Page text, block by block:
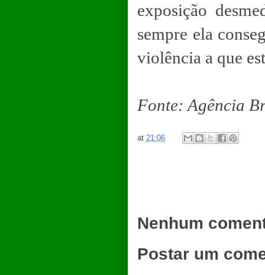
exposição
sempre ela
violência a que
Fonte: Agência
at 21:06
Nenhum
Postar um